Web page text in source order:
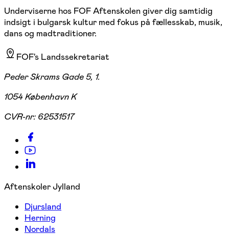
Underviserne hos FOF Aftenskolen giver dig samtidig
indsigt i bulgarsk kultur med fokus på fællesskab, musik,
dans og madtraditioner.
FOF's Landssekretariat
Peder Skrams Gade 5, 1.
1054 København K
CVR-nr: 62531517
Aftenskoler Jylland
Djursland
Herning
Nordals